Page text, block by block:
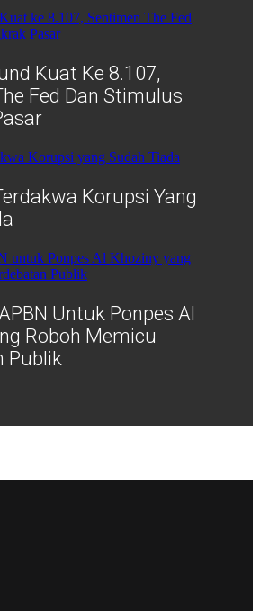
Kuat Ke 8.107,
Fed Dan Stimulus
Korupsi Yang
Untuk Ponpes Al
Roboh Memicu
Publik